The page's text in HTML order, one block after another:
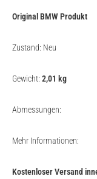
Original BMW Produkt
Zustand: Neu
Gewicht: 2,01 kg
Abmessungen:
Mehr Informationen:
Kostenloser Versand